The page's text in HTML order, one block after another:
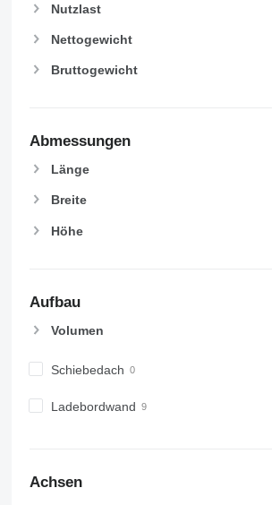
Nutzlast
Nettogewicht
Bruttogewicht
Abmessungen
Länge
Breite
Höhe
Aufbau
Volumen
Schiebedach
Ladebordwand
Achsen